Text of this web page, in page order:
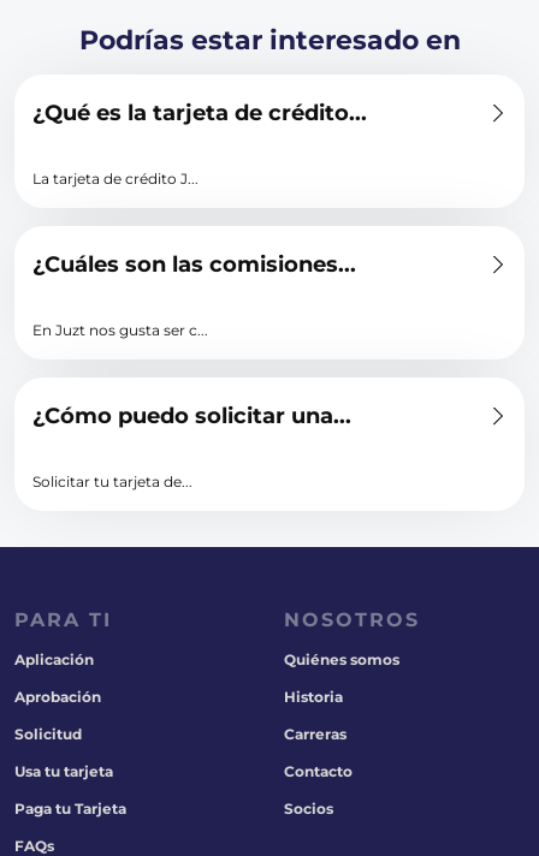
Podrías estar interesado en
¿Qué es la tarjeta de crédito...
La tarjeta de crédito J...
¿Cuáles son las comisiones...
En Juzt nos gusta ser c...
¿Cómo puedo solicitar una...
Solicitar tu tarjeta de...
PARA TI
Aplicación
Aprobación
Solicitud
Usa tu tarjeta
Paga tu Tarjeta
FAQs
NOSOTROS
Quiénes somos
Historia
Carreras
Contacto
Socios